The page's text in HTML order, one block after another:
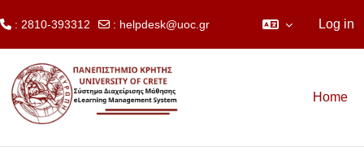
: 2810-393312 : helpdesk@uoc.gr Log in
Home